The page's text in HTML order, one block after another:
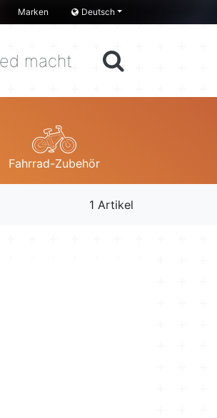
Marken Deutsch
macht
Fahrrad-Zubehör
1 Artikel